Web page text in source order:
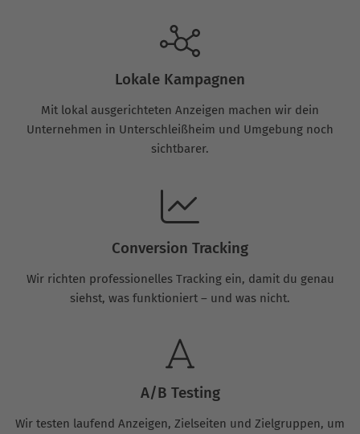
Lokale Kampagnen
Mit lokal ausgerichteten Anzeigen machen wir dein
Unternehmen in Unterschleißheim und Umgebung noch
sichtbarer.
Conversion Tracking
Wir richten professionelles Tracking ein, damit du genau
siehst, was funktioniert – und was nicht.
A/B Testing
Wir testen laufend Anzeigen, Zielseiten und Zielgruppen, um